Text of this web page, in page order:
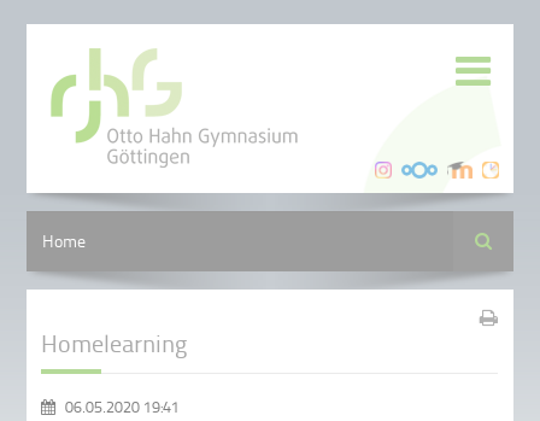
Home Suche
Homelearning
06.05.2020 19:41